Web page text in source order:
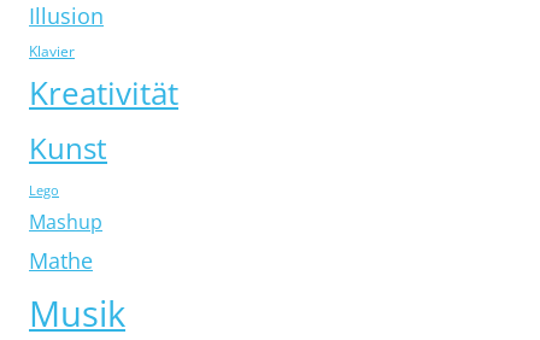
Illusion
Klavier
Kreativität
Kunst
Lego
Mashup
Mathe
Musik